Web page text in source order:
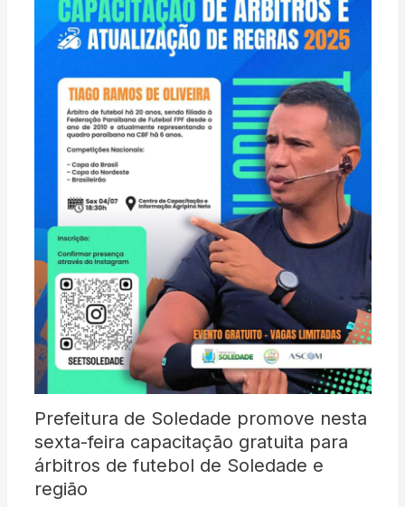
Prefeitura de Soledade promove nesta
sexta-feira capacitação gratuita para
árbitros de futebol de Soledade e
região